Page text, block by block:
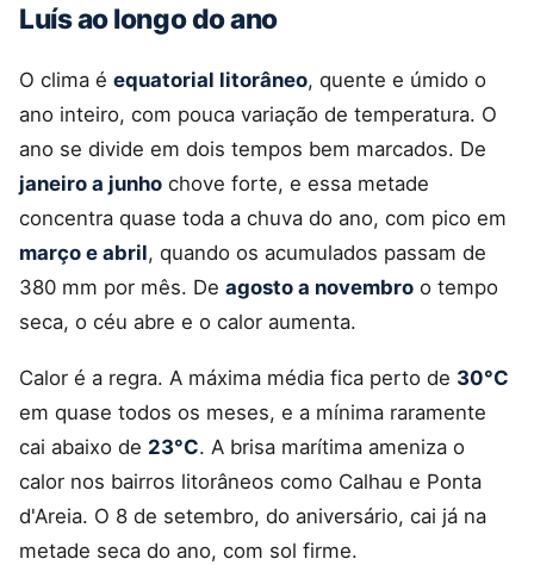
Luís ao longo do ano
O clima é equatorial litorâneo, quente e úmido o
ano inteiro, com pouca variação de temperatura. O
ano se divide em dois tempos bem marcados. De
janeiro a junho chove forte, e essa metade
concentra quase toda a chuva do ano, com pico em
março e abril, quando os acumulados passam de
380 mm por mês. De agosto a novembro o tempo
seca, o céu abre e o calor aumenta.
Calor é a regra. A máxima média fica perto de 30°C
em quase todos os meses, e a mínima raramente
cai abaixo de 23°C. A brisa marítima ameniza o
calor nos bairros litorâneos como Calhau e Ponta
d'Areia. O 8 de setembro, do aniversário, cai já na
metade seca do ano, com sol firme.